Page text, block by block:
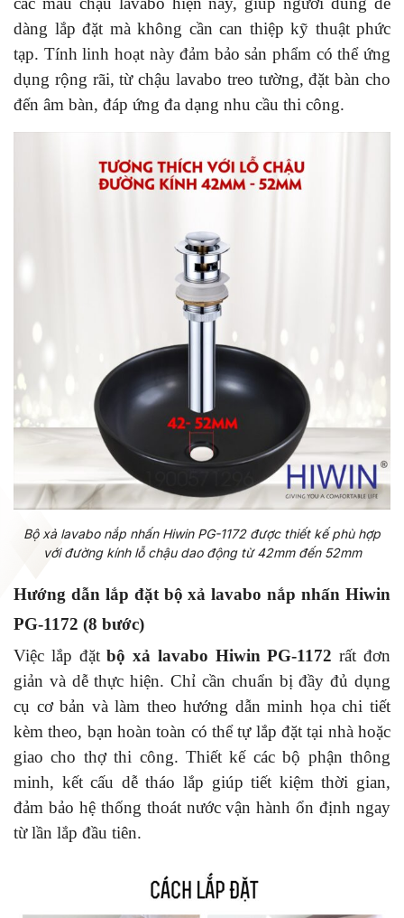
dàng lắp đặt mà không cần can thiệp kỹ thuật phức
tạp. Tính linh hoạt này đảm bảo sản phẩm có thể ứng
dụng rộng rãi, từ chậu lavabo treo tường, đặt bàn cho
đến âm bàn, đáp ứng đa dạng nhu cầu thi công.
Bộ xả lavabo nắp nhấn Hiwin PG-1172 được thiết kế phù hợp
với đường kính lỗ chậu dao động từ 42mm đến 52mm
Hướng dẫn lắp đặt bộ xả lavabo nắp nhấn Hiwin
PG-1172 (8 bước)
Việc lắp đặtbộ xả lavabo Hiwin PG-1172 rất đơn
giản và dễ thực hiện. Chỉ cần chuẩn bị đầy đủ dụng
cụ cơ bản và làm theo hướng dẫn minh họa chi tiết
kèm theo, bạn hoàn toàn có thể tự lắp đặt tại nhà hoặc
giao cho thợ thi công. Thiết kế các bộ phận thông
minh, kết cấu dễ tháo lắp giúp tiết kiệm thời gian,
đảm bảo hệ thống thoát nước vận hành ổn định ngay
từ lần lắp đầu tiên.